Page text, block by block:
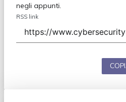
negli appunti.
RSS link